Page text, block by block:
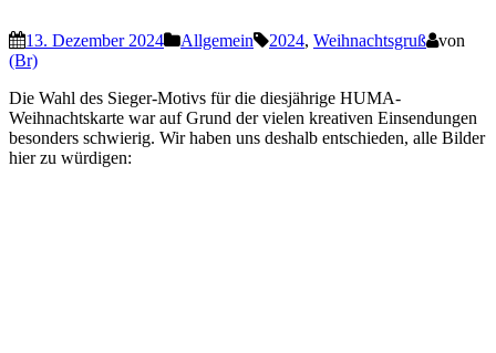
13. Dezember 2024 Allgemein 2024, Weihnachtsgruß
von
(Br)
Die Wahl des Sieger-Motivs für die diesjährige HUMA-
Weihnachtskarte war auf Grund der vielen kreativen Einsendungen
besonders schwierig. Wir haben uns deshalb entschieden, alle Bilder
hier zu würdigen: